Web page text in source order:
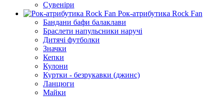
Сувеніри
Рок-атрибутика Rock Fan
Бандани бафи балаклави
Браслети напульсники наручі
Дитячі футболки
Значки
Кепки
Кулони
Куртки - безрукавки (джинс)
Ланцюги
Майки